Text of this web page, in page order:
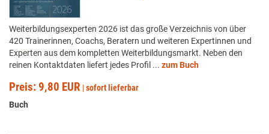
Weiterbildungsexperten 2026 ist das große Verzeichnis von über
420 Trainerinnen, Coachs, Beratern und weiteren Expertinnen und
Experten aus dem kompletten Weiterbildungsmarkt. Neben den
reinen Kontaktdaten liefert jedes Profil ... zum Buch
Preis: 9,80 EUR |sofort lieferbar
Buch